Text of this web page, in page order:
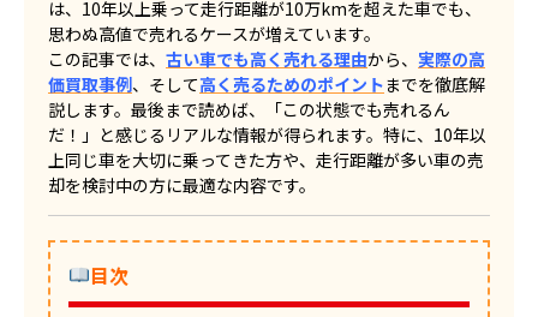
は、10年以上乗って走行距離が10万kmを超えた車でも、
思わぬ高値で売れるケースが増えています。
この記事では、 古い車でも高く売れる理由から、 実際の高
価買取事例、そして高く売るためのポイントまでを徹底解
説します。最後まで読めば、「この状態でも売れるん
だ！」と感じるリアルな情報が得られます。特に、10年以
上同じ車を大切に乗ってきた方や、走行距離が多い車の売
却を検討中の方に最適な内容です。
目次